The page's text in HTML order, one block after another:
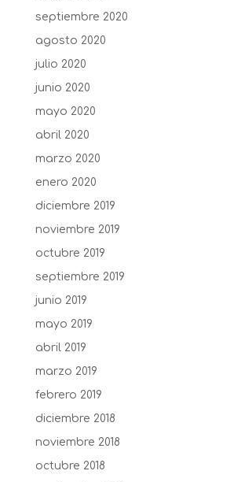
septiembre 2020
agosto 2020
julio 2020
junio 2020
mayo 2020
abril 2020
marzo 2020
enero 2020
diciembre 2019
noviembre 2019
octubre 2019
septiembre 2019
junio 2019
mayo 2019
abril 2019
marzo 2019
febrero 2019
diciembre 2018
noviembre 2018
octubre 2018